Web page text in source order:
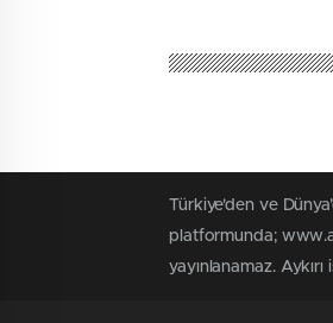
Türkiye'den ve
platformunda;
yayınlanamaz.